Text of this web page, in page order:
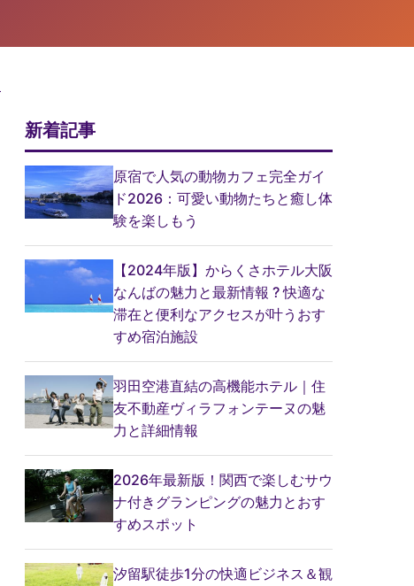
新着記事
原宿で人気の動物カフェ完全ガイ
ド2026：可愛い動物たちと癒し体
験を楽しもう
【2024年版】からくさホテル大阪
なんばの魅力と最新情報 ? 快適な
滞在と便利なアクセスが叶うおす
すめ宿泊施設
羽田空港直結の高機能ホテル｜住
友不動産ヴィラフォンテーヌの魅
力と詳細情報
2026年最新版！関西で楽しむサウ
ナ付きグランピングの魅力とおす
すめスポット
汐留駅徒歩1分の快適ビジネス＆観